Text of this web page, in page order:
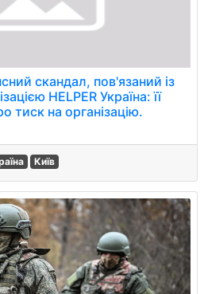
скандал, пов'язаний із
HELPER Україна: її
тиск на організацію.
Київ